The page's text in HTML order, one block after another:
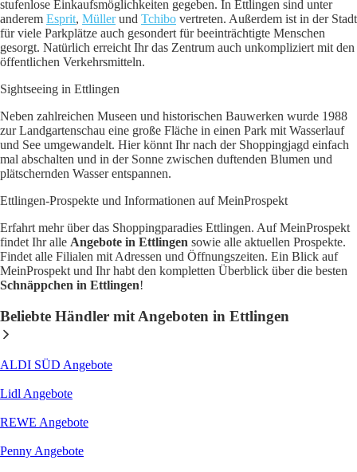
stufenlose Einkaufsmöglichkeiten gegeben. In Ettlingen sind unter
anderem Esprit, Müllerund Tchibo vertreten. Außerdem ist in der Stadt
für viele Parkplätze auch gesondert für beeinträchtigte Menschen
gesorgt. Natürlich erreicht Ihr das Zentrum auch unkompliziert mit den
öffentlichen Verkehrsmitteln.
Sightseeing in Ettlingen
Neben zahlreichen Museen und historischen Bauwerken wurde 1988
zur Landgartenschau eine große Fläche in einen Park mit Wasserlauf
und See umgewandelt. Hier könnt Ihr nach der Shoppingjagd einfach
mal abschalten und in der Sonne zwischen duftenden Blumen und
plätschernden Wasser entspannen.
Ettlingen-Prospekte und Informationen auf MeinProspekt
Erfahrt mehr über das Shoppingparadies Ettlingen. Auf MeinProspekt
findet Ihr alle Angebote in Ettlingen sowie alle aktuellen Prospekte.
Findet alle Filialen mit Adressen und Öffnungszeiten. Ein Blick auf
MeinProspekt und Ihr habt den kompletten Überblick über die besten
Schnäppchen in Ettlingen!
Beliebte Händler mit Angeboten in Ettlingen
ALDI SÜD Angebote
Lidl Angebote
REWE Angebote
Penny Angebote